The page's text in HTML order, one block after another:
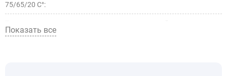
75/65/20 С°:
Показать все